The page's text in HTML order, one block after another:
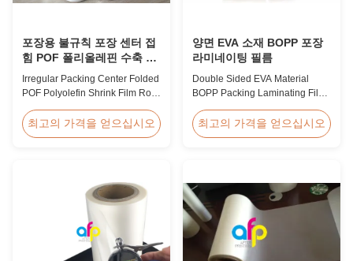
포장용 불규칙 포장 센터 접
힘 POF 폴리올레핀 수축 필
름 롤
Irregular Packing Center Folded
POF Polyolefin Shrink Film Roll
Irregular Packing Center Folded
POF Polyolefin Heat Shrink Film
Wrap FilmMaterial: PP +
PEShrinkage ratio: over
60%Thickness: 12.5micron ...
최고의 가격을 얻으십시오
양면 EVA 소재 BOPP 포장
라미네이팅 필름
Double Sided EVA Material
BOPP Packing Laminating Film
lamination film is workable for
different ways of printing,
polypropylene) is the base film
that we use extrusion coating
process to ...
최고의 가격을 얻으십시오